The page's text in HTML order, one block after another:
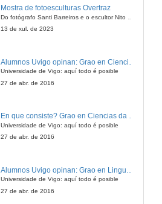
Ordes, A Coruña
Mostra de fotoesculturas Overtraz
13 de xul. de 2023
Universidade de Vigo: aquí todo é posible
27 de abr. de 2016
En que consiste? Grao en Ciencias da Linguaxe e Estudos Literarios
Universidade de Vigo: aquí todo é posible
27 de abr. de 2016
Universidade de Vigo: aquí todo é posible
27 de abr. de 2016